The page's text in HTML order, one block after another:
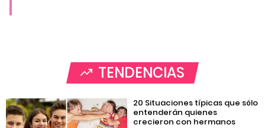
TENDENCIAS
20 Situaciones típicas que sólo
entenderán quienes
crecieron con hermanos